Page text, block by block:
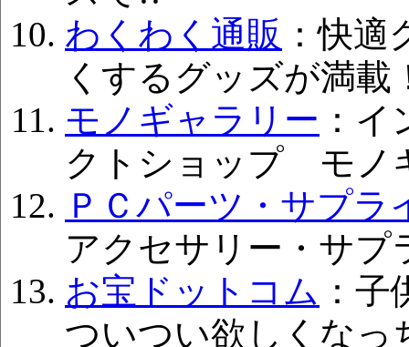
わくわく通販 ：快
くするグッズが満載
モノギャラリー ：
クトショップ モノ
ＰＣパーツ・サプラ
アクセサリー・サプ
お宝ドットコム ：
ついつい欲しくなっ